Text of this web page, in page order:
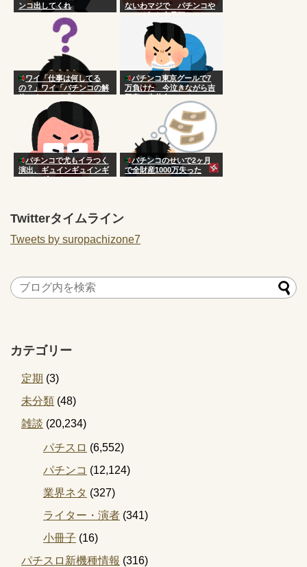
ンコ出してくれ
ないわマジで パチンコや
ってる奴ら全員頭おかしい
ワイ「仕事は何してる
の？」ワイ「パチンコの解
体です」ワイ「ん?」
パチンコ東京グールで7
万負けた 今泣きながら吉
野家の牛丼食べてる
パチンコで尤もイラつく
演出、ギュインギュインギ
ュインギュイン…スカッ！
パチンコのせいで2ヶ月
で全財産1000万失った
Twitterタイムライン
Tweets by suropachizone7
カテゴリー
定期 (3)
未分類 (48)
雑談 (20,234)
パチスロ (6,552)
パチンコ (12,124)
業界ネタ (327)
ライター・演者 (341)
小冊子 (16)
パチスロ新機種情報 (316)